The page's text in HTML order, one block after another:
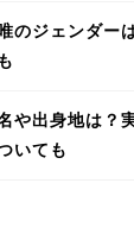
のジェンダー
や出身地は？
いても